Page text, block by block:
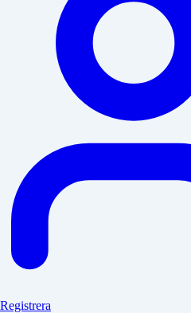
Registrera